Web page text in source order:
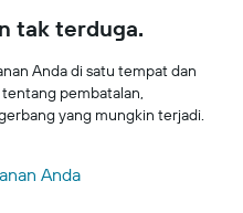
tak terduga.
Anda di satu tempat dan
pembatalan,
yang mungkin terjadi.
Anda